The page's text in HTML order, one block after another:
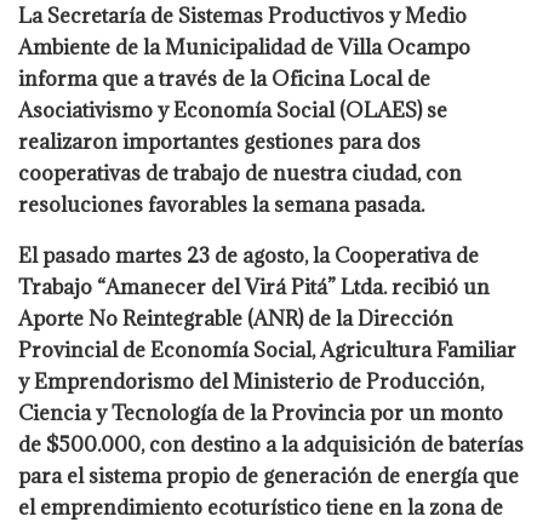
La Secretaría de Sistemas Productivos y Medio
Ambiente de la Municipalidad de Villa Ocampo
informa que a través de la Oficina Local de
Asociativismo y Economía Social (OLAES) se
realizaron importantes gestiones para dos
cooperativas de trabajo de nuestra ciudad, con
resoluciones favorables la semana pasada.
El pasado martes 23 de agosto, la Cooperativa de
Trabajo “Amanecer del Virá Pitá” Ltda. recibió un
Aporte No Reintegrable (ANR) de la Dirección
Provincial de Economía Social, Agricultura Familiar
y Emprendorismo del Ministerio de Producción,
Ciencia y Tecnología de la Provincia por un monto
de $500.000, con destino a la adquisición de baterías
para el sistema propio de generación de energía que
el emprendimiento ecoturístico tiene en la zona de